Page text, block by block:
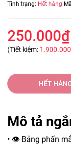
Tình trạng: Hết hàng
250.000₫
(Tiết kiệm:
HẾT
Mô tả
• 👁️ Bảng phấn